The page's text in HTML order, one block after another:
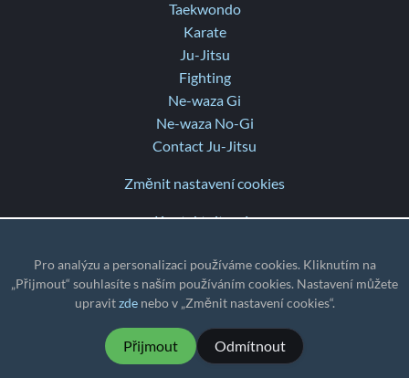
Pro analýzu a personalizaci používáme cookies. Kliknutím na
„Přijmout“ souhlasíte s naším používáním cookies. Nastavení můžete
upravitzdenebo v „Změnit nastavení cookies“.
Přijmout Odmítnout
Taekwondo
Karate
Ju-Jitsu
Fighting
Ne-waza Gi
Ne-waza No-Gi
Contact Ju-Jitsu
Změnit nastavení cookies
Kontaktujte nás
Poznámky k vydání
TZ: UTC